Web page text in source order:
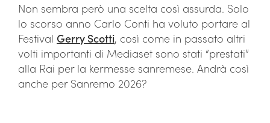
Non sembra però una scelta così assurda. Solo
lo scorso anno Carlo Conti ha voluto portare al
Festival Gerry Scotti, così come in passato altri
volti importanti di Mediaset sono stati “prestati”
alla Rai per la kermesse sanremese. Andrà così
anche per Sanremo 2026?